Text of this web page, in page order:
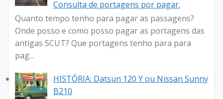
Consulta de portagens por pagar.
Quanto tempo tenho para pagar as passagens?
Onde posso e como posso pagar as portagens das
antigas SCUT? Que portagens tenho para para
pag...
HISTÓRIA: Datsun 120 Y ou Nissan Sunny
B210